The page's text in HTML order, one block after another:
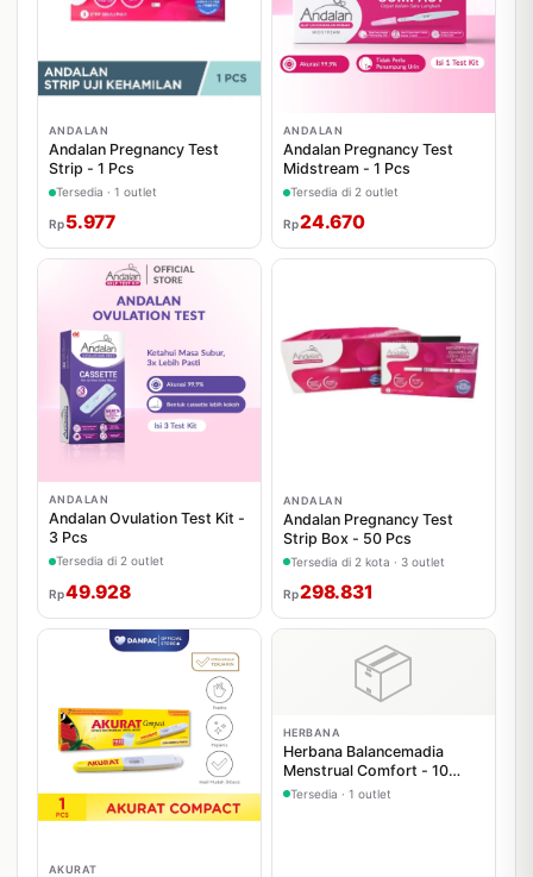
ANDALAN
Andalan Pregnancy Test
Strip - 1 Pcs
Tersedia · 1 outlet
Rp 5.977
ANDALAN
Andalan Pregnancy Test
Midstream - 1 Pcs
Tersedia di 2 outlet
Rp24.670
ANDALAN
Andalan Ovulation Test Kit -
3 Pcs
Tersedia di 2 outlet
Rp49.928
ANDALAN
Andalan Pregnancy Test
Strip Box - 50 Pcs
Tersedia di 2 kota · 3 outlet
Rp298.831
AKURAT
📦
HERBANA
Herbana Balancemadia
Menstrual Comfort - 10
Tablet
Tersedia · 1 outlet